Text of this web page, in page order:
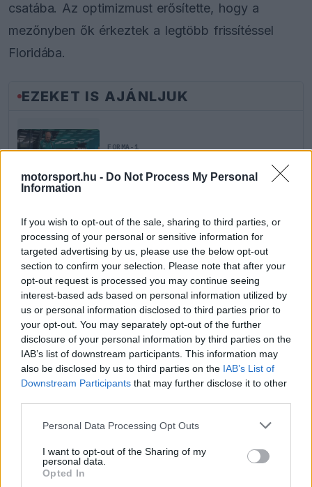
motorsport.hu - Do Not Process My Personal
Information
If you wish to opt-out of the sale, sharing to third parties, or
processing of your personal or sensitive information for
targeted advertising by us, please use the below opt-out
section to confirm your selection. Please note that after your
opt-out request is processed you may continue seeing
interest-based ads based on personal information utilized by
us or personal information disclosed to third parties prior to
your opt-out. You may separately opt-out of the further
disclosure of your personal information by third parties on the
IAB’s list of downstream participants. This information may
also be disclosed by us to third parties on the IAB’s List of
Downstream Participants that may further disclose it to other
Please note that this website/app uses one or more Google
not limited to your visit or usage behaviour. You may click to
grant or deny consent to Google and its third-party tags to
use your data for below specified purposes in below Google
Personal Data Processing Opt Outs
I want to opt-out of the Sharing of my
personal data.
Opted In
csatába. Az optimizmust erősítette, hogy a
mezőnyben ők érkeztek a legtöbb frissítéssel
Floridába.
EZEKET IS AJÁNLJUK
FORMA-1
pohárba Fernando Alonso jövőjéről
FORMA-1
Megdöbbentő okok miatt nem
beszélhet a távozásáról Helmut
Marko
FORMA-1
Jelentős összeget kér Alonso az
Aston Martintól a folytatásért
A verseny azonban gyorsan rossz irányt vett.
Colapintóval, ami visszavetette, így végül csak a